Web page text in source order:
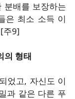
분배를 보장하는
은 최소 소득 이
주9]
의 형태
었고, 자신도 이
과 같은 다른 푸